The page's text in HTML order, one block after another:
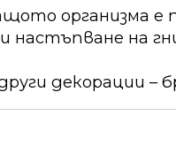
организма
настъпване на
декорации –